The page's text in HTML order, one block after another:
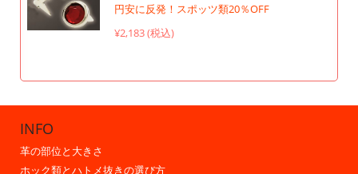
円安に反発！スポッツ類20％OFF
¥2,183 (税込)
INFO
革の部位と大きさ
ホック類とハトメ抜きの選び方